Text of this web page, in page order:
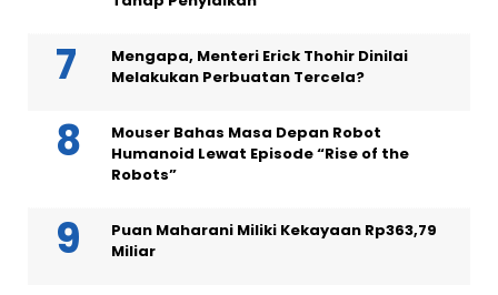
Mengapa, Menteri Erick Thohir Dinilai
Melakukan Perbuatan Tercela?
Mouser Bahas Masa Depan Robot
Humanoid Lewat Episode “Rise of the
Robots”
Puan Maharani Miliki Kekayaan Rp363,79
Miliar